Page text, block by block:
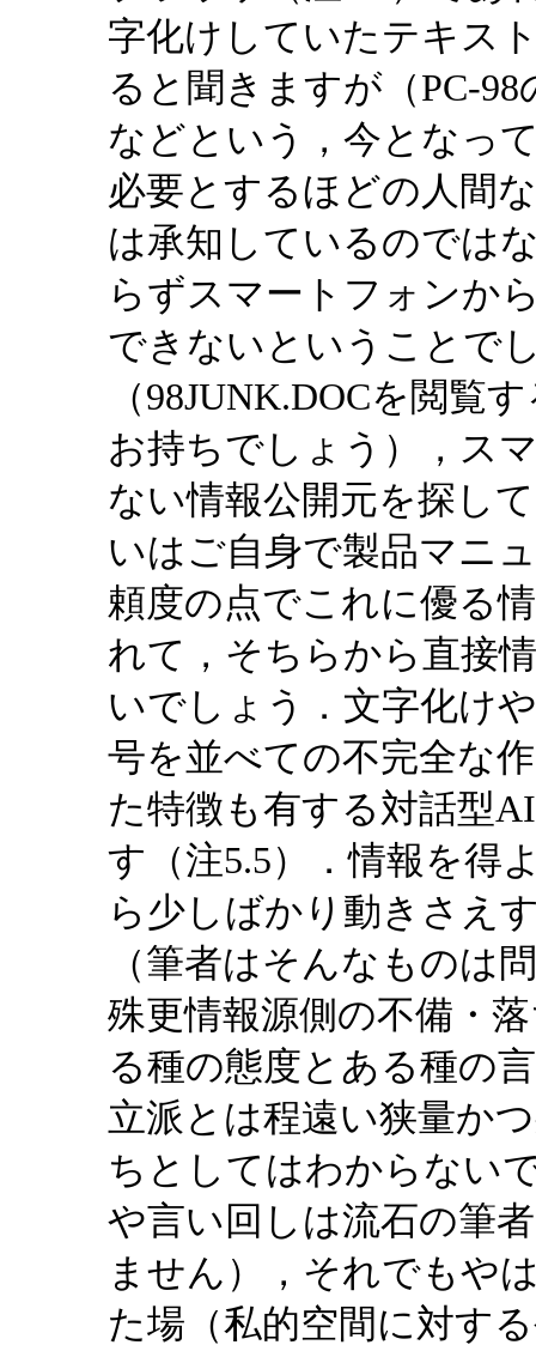
字化けしていたテキス
ると聞きますが（PC-
などという，今となっ
必要とするほどの人間
は承知しているのでは
らずスマートフォンか
できないということで
（98JUNK.DOCを閲覧
お持ちでしょう），ス
ない情報公開元を探し
いはご自身で製品マニ
頼度の点でこれに優る
れて，そちらから直接
いでしょう．文字化け
号を並べての不完全な
た特徴も有する対話型
す（注5.5）．情報を得
ら少しばかり動きさえ
（筆者はそんなものは
殊更情報源側の不備・
る種の態度とある種の
立派とは程遠い狭量か
ちとしてはわからない
や言い回しは流石の筆
ません），それでもや
た場（私的空間に対す